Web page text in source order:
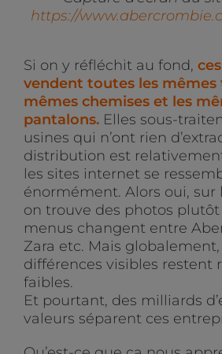
https://
Si on y réfléchit au fond,
vendent toutes les mêmes
mêmes chemises et les
pantalons.Elles sous-
usines qui n’ont rien
distribution est
les sites internet se
énormément. Alors oui, sur
on trouve des photos
menus changent entre
Zara etc. Mais globalement,
différences visibles restent
faibles.
Et pourtant, des milliards
valeurs séparent ces